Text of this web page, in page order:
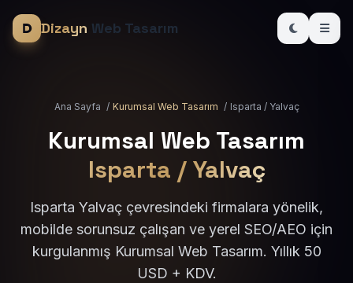
Dizayn Web Tasarım
Ana Sayfa / Kurumsal Web Tasarım / Isparta / Yalvaç
Kurumsal Web Tasarım
Isparta / Yalvaç
Isparta Yalvaç çevresindeki firmalara yönelik,
mobilde sorunsuz çalışan ve yerel SEO/AEO için
kurgulanmış Kurumsal Web Tasarım. Yıllık 50
USD + KDV.